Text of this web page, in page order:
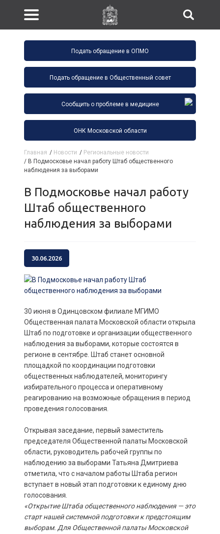
Подать обращение в ОПМО
Подать обращение в Общественный совет
Сообщить о проблеме в медицине
ОНК Московской области
Главная / Новости / Региональные новости
/ В Подмосковье начал работу Штаб общественного
наблюдения за выборами
В Подмосковье начал работу
Штаб общественного
наблюдения за выборами
30.06.2026
30 июня в Одинцовском филиале МГИМО
Общественная палата Московской области открыла
Штаб по подготовке и организации общественного
наблюдения за выборами, которые состоятся в
регионе в сентябре. Штаб станет основной
площадкой по координации подготовки
общественных наблюдателей, мониторингу
избирательного процесса и оперативному
реагированию на возможные обращения в период
проведения голосования.
Открывая заседание, первый заместитель
председателя Общественной палаты Московской
области, руководитель рабочей группы по
наблюдению за выборами Татьяна Дмитриева
отметила, что с началом работы Штаба регион
вступает в новый этап подготовки к единому дню
голосования.
«Открытие Штаба общественного наблюдения — это
старт нашей системной подготовки к предстоящим
выборам. Для Общественной палаты Московской